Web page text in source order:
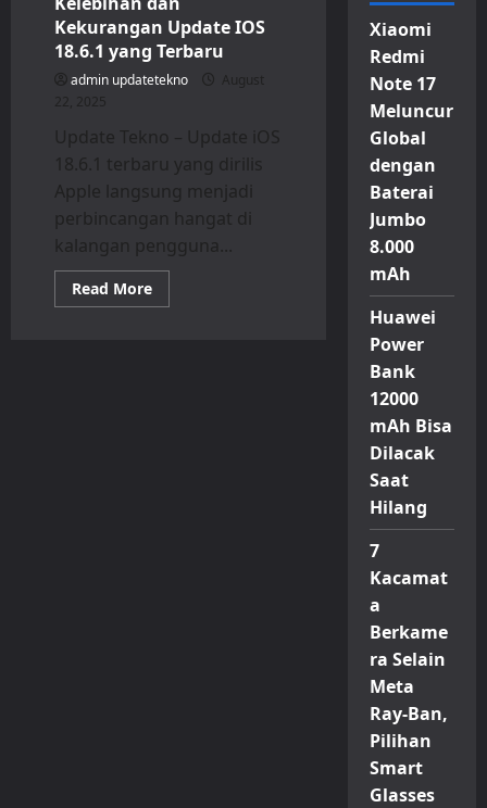
Kekurangan Update IOS
18.6.1 yang Terbaru
admin updatetekno
August
22, 2025
Update Tekno – Update iOS
18.6.1 terbaru yang dirilis
Apple langsung menjadi
perbincangan hangat di
kalangan pengguna...
Read MoreRead
more
Xiaomi
Redmi
Note 17
Meluncur
Global
dengan
Baterai
Jumbo
8.000
mAh
Huawei
Power
Bank
12000
mAh Bisa
Dilacak
Saat
Hilang
7
Kacamat
a
Berkame
ra Selain
Meta
Ray-Ban,
Pilihan
Smart
Glasses